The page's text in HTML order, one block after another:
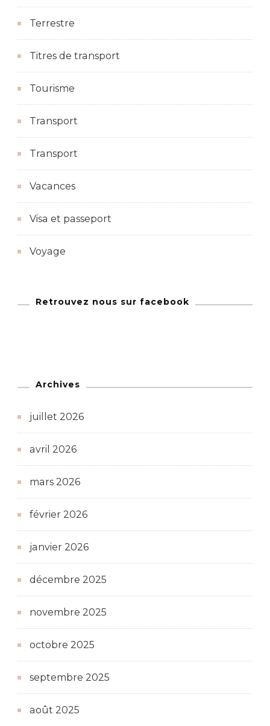
Terrestre
Titres de transport
Tourisme
Transport
Transport
Vacances
Visa et passeport
Voyage
Retrouvez nous sur facebook
Archives
juillet 2026
avril 2026
mars 2026
février 2026
janvier 2026
décembre 2025
novembre 2025
octobre 2025
septembre 2025
août 2025